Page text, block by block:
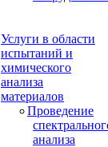
Услуги в области
испытаний и
химического
анализа
материалов
Проведение
анализа